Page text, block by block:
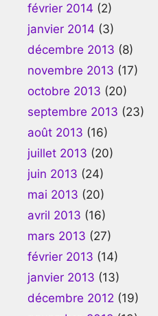
février 2014 (2)
janvier 2014 (3)
décembre 2013 (8)
novembre 2013 (17)
octobre 2013 (20)
septembre 2013 (23)
août 2013 (16)
juillet 2013 (20)
juin 2013 (24)
mai 2013 (20)
avril 2013 (16)
mars 2013 (27)
février 2013 (14)
janvier 2013 (13)
décembre 2012 (19)